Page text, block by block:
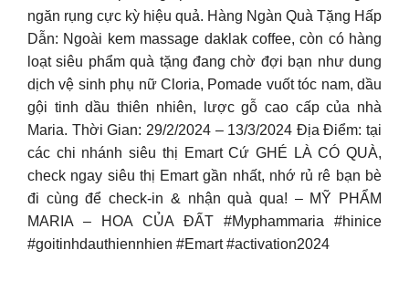
ngăn rụng cực kỳ hiệu quả. Hàng Ngàn Quà Tặng Hấp
Dẫn: Ngoài kem massage daklak coffee, còn có hàng
loạt siêu phẩm quà tặng đang chờ đợi bạn như dung
dịch vệ sinh phụ nữ Cloria, Pomade vuốt tóc nam, dầu
gội tinh dầu thiên nhiên, lược gỗ cao cấp của nhà
Maria. Thời Gian: 29/2/2024 – 13/3/2024 Địa Điểm: tại
các chi nhánh siêu thị Emart Cứ GHÉ LÀ CÓ QUÀ,
check ngay siêu thị Emart gần nhất, nhớ rủ rê bạn bè
đi cùng để check-in & nhận quà qua! – MỸ PHẨM
MARIA – HOA CỦA ĐẤT #Myphammaria #hinice
#goitinhdauthiennhien #Emart #activation2024